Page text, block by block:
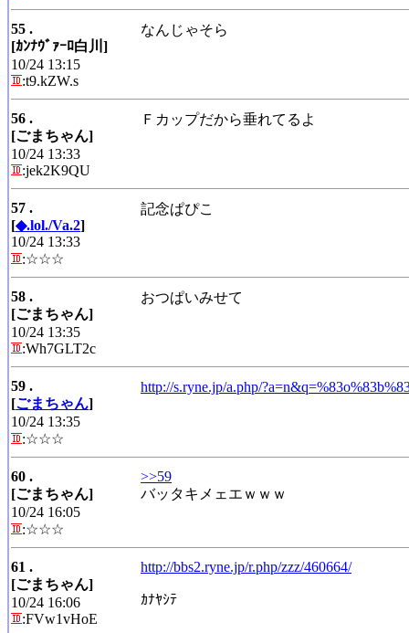
55 .
[ｶﾝﾅｳﾞｧｰﾛ白川]
10/24 13:15
:t9.kZW.s
なんじゃそら
56 .
[ごまちゃん]
10/24 13:33
:jek2K9QU
Ｆカップだから垂れてるよ
57 .
[◆.lol./Va.2]
10/24 13:33
:☆☆☆
記念ぱぴこ
58 .
[ごまちゃん]
10/24 13:35
:Wh7GLT2c
おつぱいみせて
59 .
[ごまちゃん]
10/24 13:35
:☆☆☆
http://s.ryne.jp/a.php/
60 .
[ごまちゃん]
10/24 16:05
:☆☆☆
>>59
バッタキメェエｗｗｗ
61 .
[ごまちゃん]
10/24 16:06
:FVw1vHoE
http://bbs2.ryne.jp/r.php/zzz/460664/
ｶﾅﾔｼﾃ